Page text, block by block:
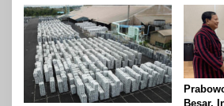
Target
Besar,